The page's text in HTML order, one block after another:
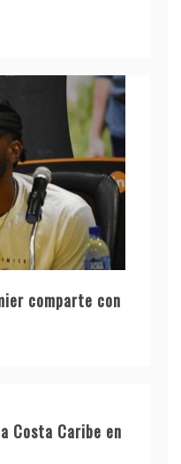
comparte con
Costa Caribe en